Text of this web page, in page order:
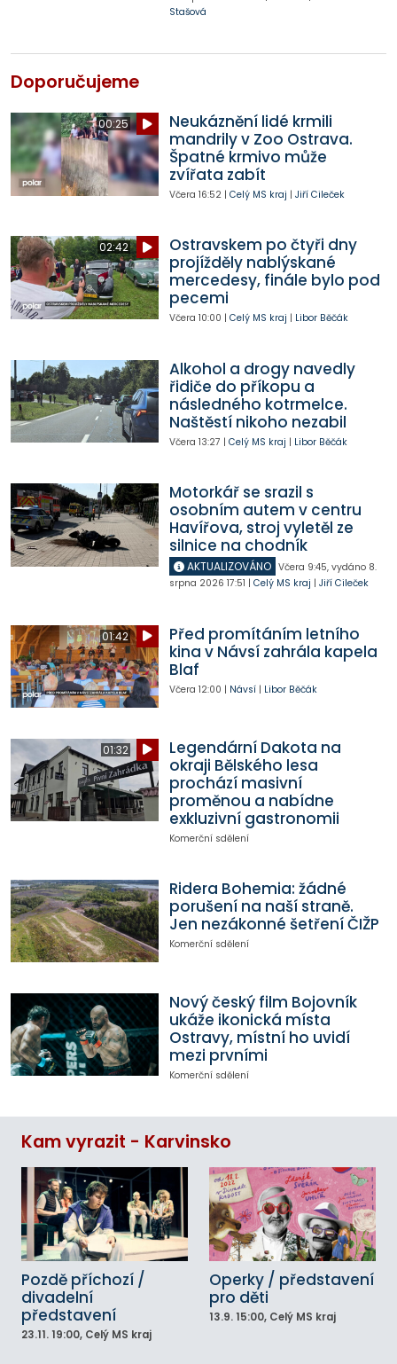
Stašová
Doporučujeme
00:25
Neukáznění lidé krmili
mandrily v Zoo Ostrava.
Špatné krmivo může
zvířata zabít
Včera 16:52| Celý MS kraj | Jiří Cileček
02:42
Ostravskem po čtyři dny
projížděly nablýskané
mercedesy, finále bylo pod
pecemi
Včera 10:00 | Celý MS kraj | Libor Běčák
Alkohol a drogy navedly
řidiče do příkopu a
následného kotrmelce.
Naštěstí nikoho nezabil
Včera 13:27 | Celý MS kraj | Libor Běčák
Motorkář se srazil s
osobním autem v centru
Havířova, stroj vyletěl ze
silnice na chodník
AKTUALIZOVÁNO Včera 9:45, vydáno 8.
srpna 2026 17:51 | Celý MS kraj | Jiří Cileček
01:42
Před promítáním letního
kina v Návsí zahrála kapela
Blaf
Včera 12:00 | Návsí| Libor Běčák
01:32
Legendární Dakota na
okraji Bělského lesa
prochází masivní
proměnou a nabídne
exkluzivní gastronomii
Komerční sdělení
Ridera Bohemia: žádné
porušení na naší straně.
Jen nezákonné šetření ČIŽP
Komerční sdělení
Nový český film Bojovník
ukáže ikonická místa
Ostravy, místní ho uvidí
mezi prvními
Komerční sdělení
Kam vyrazit - Karvinsko
Pozdě příchozí /
divadelní
představení
23.11. 19:00, Celý MS kraj
Operky / představení
pro děti
13.9. 15:00, Celý MS kraj